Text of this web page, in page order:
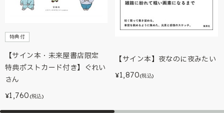
特典付
【サイン本・未来屋書店限定
特典ポストカード付き】ぐれい
さん
¥1,760 (税込)
【サイン本】夜なのに夜みたい
¥1,870(税込)